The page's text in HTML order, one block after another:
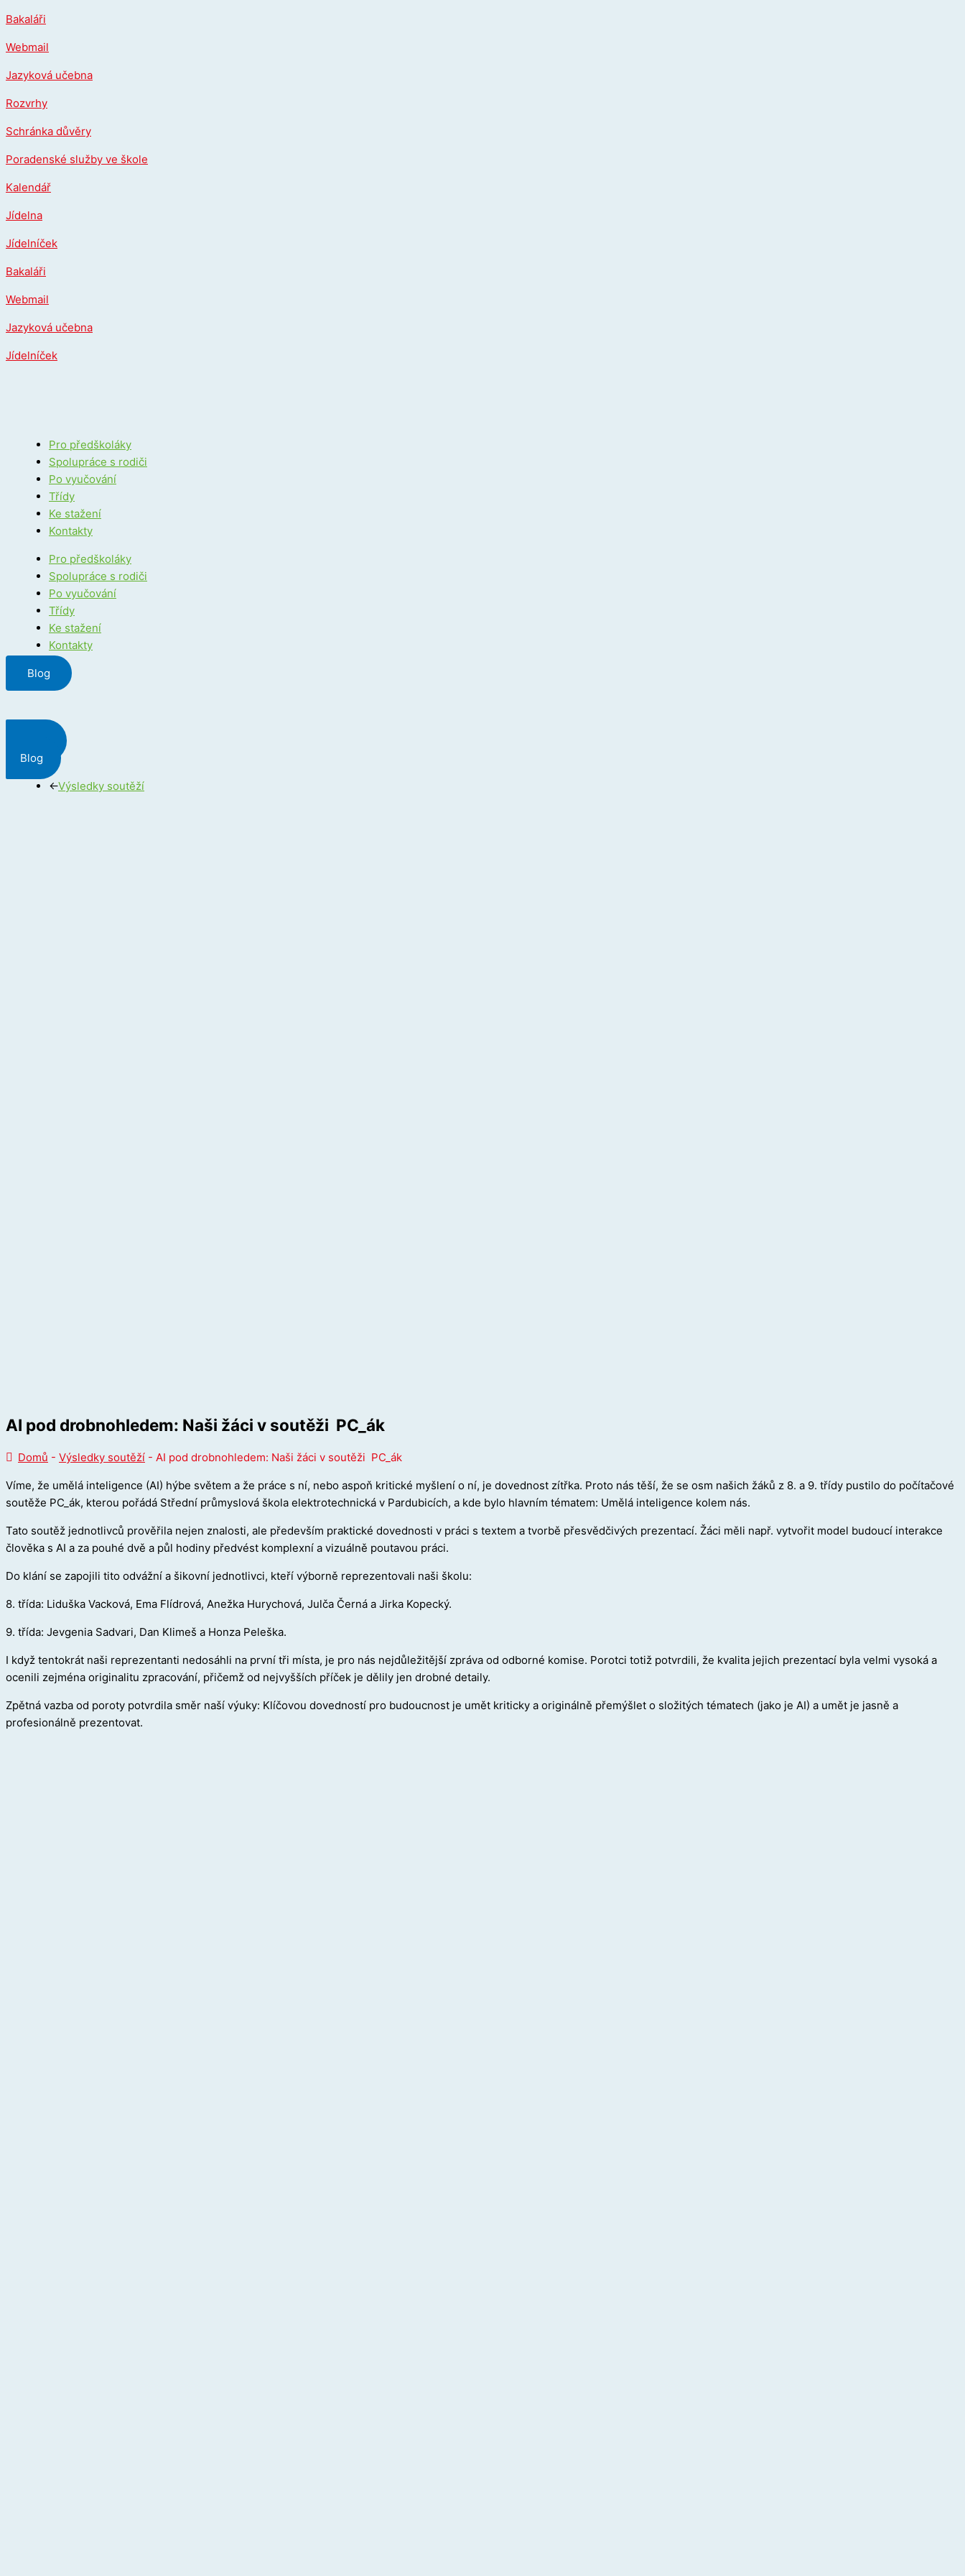
na
obsah
Bakaláři
Webmail
Jazyková učebna
Rozvrhy
Schránka důvěry
Poradenské služby ve škole
Kalendář
Jídelna
Jídelníček
Bakaláři
Webmail
Jazyková učebna
Jídelníček
Pro předškoláky
Spolupráce s rodiči
Po vyučování
Třídy
Ke stažení
Kontakty
Pro předškoláky
Spolupráce s rodiči
Po vyučování
Třídy
Ke stažení
Kontakty
Blog
Blog
←Výsledky soutěží
AI pod drobnohledem: Naši žáci v soutěži PC_ák
Domů - Výsledky soutěží - AI pod drobnohledem: Naši žáci v soutěži PC_ák
Víme, že umělá inteligence (AI) hýbe světem a že práce s ní, nebo aspoň kritické myšlení o ní, je dovednost zítřka. Proto nás těší, že se osm našich žáků z 8. a 9. třídy pustilo do počítačové
soutěže PC_ák, kterou pořádá Střední průmyslová škola elektrotechnická v Pardubicích, a kde bylo hlavním tématem: Umělá inteligence kolem nás.
Tato soutěž jednotlivců prověřila nejen znalosti, ale především praktické dovednosti v práci s textem a tvorbě přesvědčivých prezentací. Žáci měli např. vytvořit model budoucí interakce
člověka s AI a za pouhé dvě a půl hodiny předvést komplexní a vizuálně poutavou práci.
Do klání se zapojili tito odvážní a šikovní jednotlivci, kteří výborně reprezentovali naši školu:
8. třída: Liduška Vacková, Ema Flídrová, Anežka Hurychová, Julča Černá a Jirka Kopecký.
9. třída: Jevgenia Sadvari, Dan Klimeš a Honza Peleška.
I když tentokrát naši reprezentanti nedosáhli na první tři místa, je pro nás nejdůležitější zpráva od odborné komise. Porotci totiž potvrdili, že kvalita jejich prezentací byla velmi vysoká a
ocenili zejména originalitu zpracování, přičemž od nejvyšších příček je dělily jen drobné detaily.
Zpětná vazba od poroty potvrdila směr naší výuky: Klíčovou dovedností pro budoucnost je umět kriticky a originálně přemýšlet o složitých tématech (jako je AI) a umět je jasně a
profesionálně prezentovat.